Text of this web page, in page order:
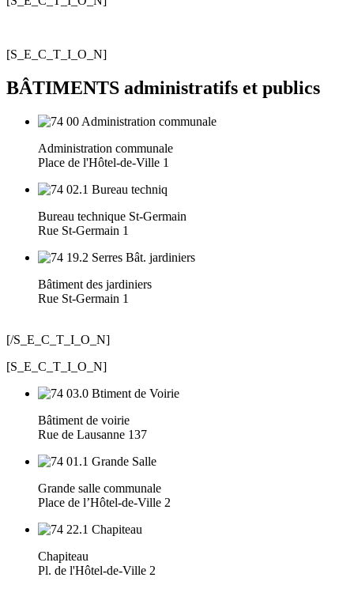
[S_E_C_T_I_O_N]
BÂTIMENTS administratifs et publics
Administration communale
Place de l'Hôtel-de-Ville 1
Bureau technique St-Germain
Rue St-Germain 1
Bâtiment des jardiniers
Rue St-Germain 1
[/S_E_C_T_I_O_N]
[S_E_C_T_I_O_N]
Bâtiment de voirie
Rue de Lausanne 137
Grande salle communale
Place de l’Hôtel-de-Ville 2
Chapiteau
Pl. de l'Hôtel-de-Ville 2